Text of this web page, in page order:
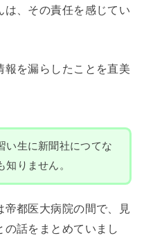
、その責任を感じてい
を漏らしたことを直美
い生に新聞社につてな
知りません。
都医大病院の間で、見
話をまとめていまし